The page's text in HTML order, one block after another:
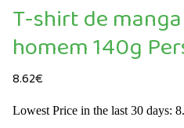
T-shirt de
homem 140g
8.62€
Lowest Price in the last 30 days: